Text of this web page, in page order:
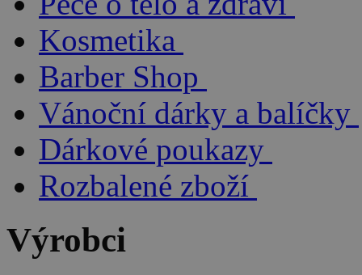
Kosmetika
Barber Shop
Vánoční dárky a balíčky
Dárkové poukazy
Rozbalené zboží
Výrobci